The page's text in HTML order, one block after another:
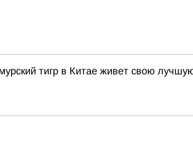
тигр в Китае живет свою